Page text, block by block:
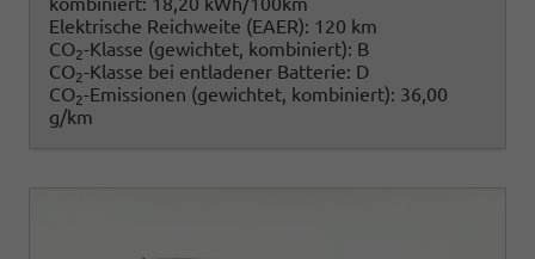
Elektrische Reichweite (EAER): 120 km
CO2-Klasse (gewichtet, kombiniert): B
CO2-Klasse bei entladener Batterie: D
CO2-Emissionen (gewichtet, kombiniert): 36,00
g/km